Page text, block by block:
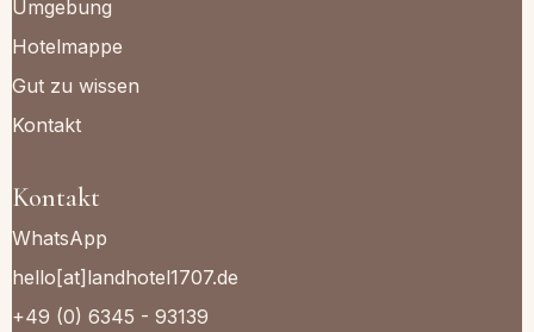
Umgebung
Hotelmappe
Gut zu wissen
Kontakt
Kontakt
WhatsApp
hello[at]landhotel1707.de
+49 (0) 6345 - 93139